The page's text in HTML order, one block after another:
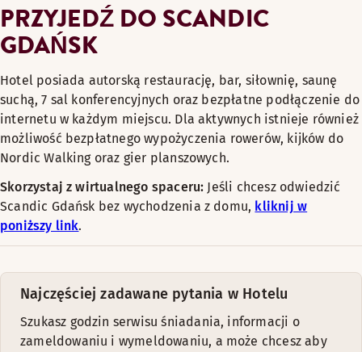
PRZYJEDŹ DO SCANDIC
GDAŃSK
Hotel posiada autorską restaurację, bar, siłownię, saunę
suchą, 7 sal konferencyjnych oraz bezpłatne podłączenie do
internetu w każdym miejscu. Dla aktywnych istnieje również
możliwość bezpłatnego wypożyczenia rowerów, kijków do
Nordic Walking oraz gier planszowych.
Skorzystaj z wirtualnego spaceru: Jeśli chcesz odwiedzić
Scandic Gdańsk bez wychodzenia z domu, kliknij w
poniższy link.
Najczęściej zadawane pytania w Hotelu
Szukasz godzin serwisu śniadania, informacji o
zameldowaniu i wymeldowaniu, a może chcesz aby